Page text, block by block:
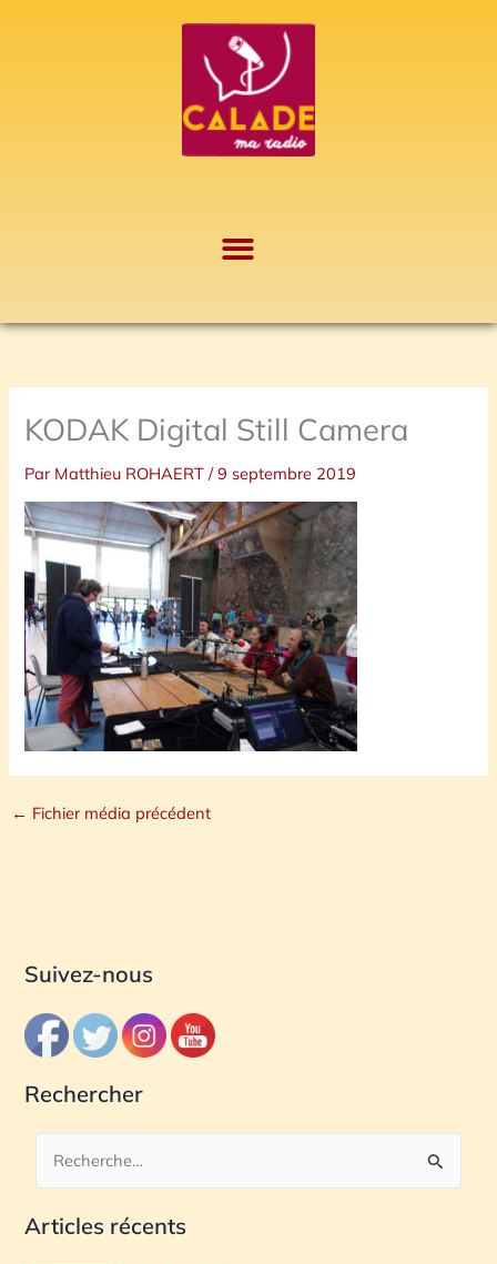
KODAK Digital Still Camera
Par Matthieu ROHAERT/9 septembre 2019
← Fichier média précédent
Suivez-nous
Rechercher
c
Articles récents